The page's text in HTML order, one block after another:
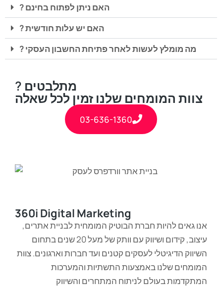
? האם ניתן לפתוח בחינם
? האם יש עלות חודשית
? מה מומלץ לעשות לאחר פתיחת החשבון העסקי
? מתלבטים
צוות המומחים שלנו זמין לכל שאלה
03-636-1360
360i Digital Marketing
אנו גאים להיות חברת הבוטיק המומחית לבניית אתרים,
עיצוב, קידום ושיווק עם וותק של מעל 20 שנים בתחום
השיווק הדיגיטלי לעסקים קטנים ועד חברות וארגונים. צוות
המומחים שלנו באמצעות התשתיות והמערכות
המתקדמות בעולם לניתוח המתחרים והשיווק